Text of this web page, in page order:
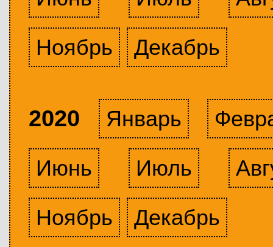
Ноябрь
Декабрь
2020 Январь
Июнь
Июль
Ноябрь
Декабрь